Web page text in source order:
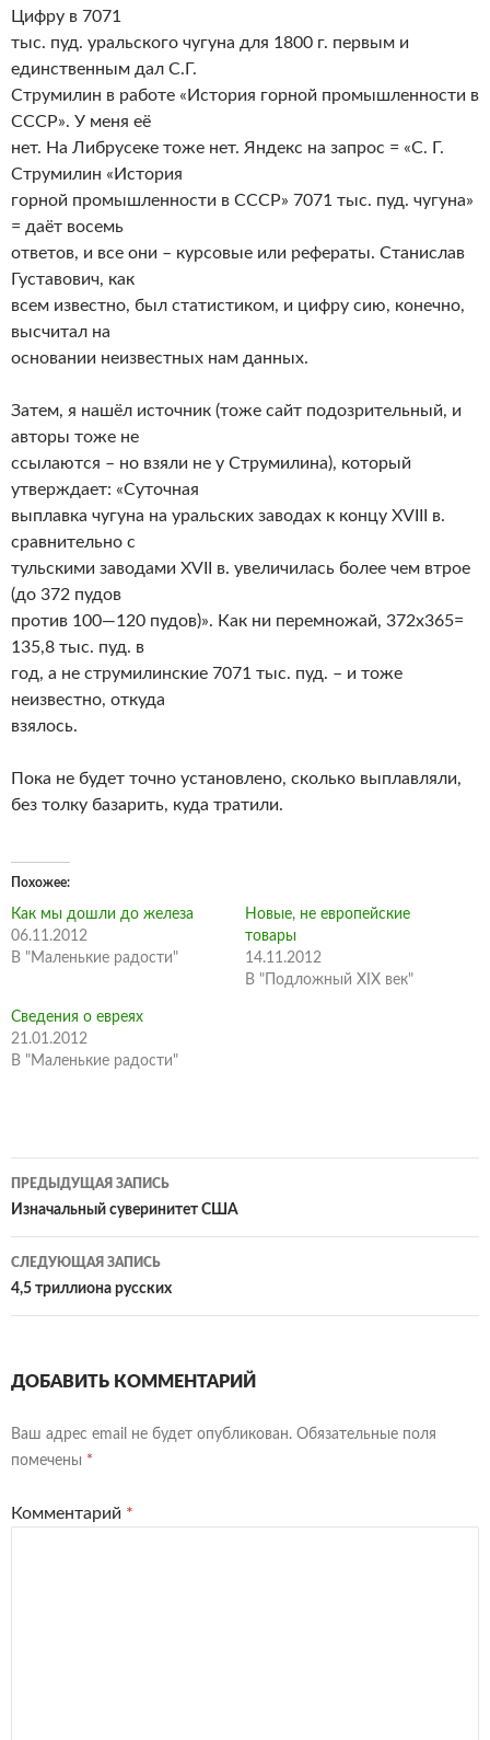
Цифру в 7071
тыс. пуд. уральского чугуна для 1800 г. первым и
единственным дал С.Г.
Струмилин в работе «История горной промышленности в
СССР». У меня её
нет. На Либрусеке тоже нет. Яндекс на запрос = «С. Г.
Струмилин «История
горной промышленности в СССР» 7071 тыс. пуд. чугуна»
= даёт восемь
ответов, и все они – курсовые или рефераты. Станислав
Густавович, как
всем известно, был статистиком, и цифру сию, конечно,
высчитал на
основании неизвестных нам данных.
Затем, я нашёл источник (тоже сайт подозрительный, и
авторы тоже не
ссылаются – но взяли не у Струмилина), который
утверждает: «Суточная
выплавка чугуна на уральских заводах к концу XVIII в.
сравнительно с
тульскими заводами XVII в. увеличилась более чем втрое
(до 372 пудов
против 100—120 пудов)». Как ни перемножай, 372х365=
135,8 тыс. пуд. в
год, а не струмилинские 7071 тыс. пуд. – и тоже
неизвестно, откуда
взялось.
Пока не будет точно установлено, сколько выплавляли,
без толку базарить, куда тратили.
Похожее
Как мы дошли до железа
06.11.2012
В "Маленькие радости"
Новые, не европейские
товары
14.11.2012
В "Подложный XIX век"
Сведения о евреях
21.01.2012
В "Маленькие радости"
Навигация
по
записям
ПРЕДЫДУЩАЯ ЗАПИСЬ
Изначальный суверинитет США
СЛЕДУЮЩАЯ ЗАПИСЬ
4,5 триллиона русских
ДОБАВИТЬ КОММЕНТАРИЙ
Ваш адрес email не будет опубликован. Обязательные поля
помечены *
Комментарий *